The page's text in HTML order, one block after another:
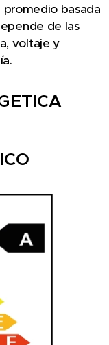
promedio basada
de las
voltaje y